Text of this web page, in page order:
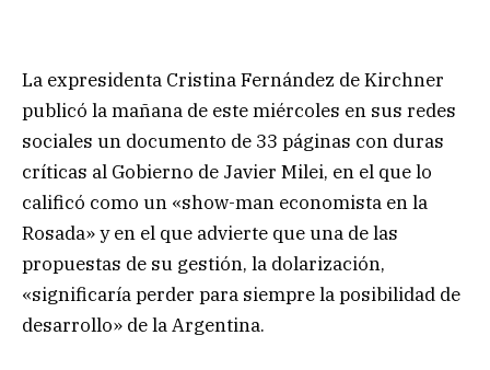
La expresidenta Cristina Fernández de Kirchner
publicó la mañana de este miércoles en sus redes
sociales un documento de 33 páginas con duras
críticas al Gobierno de Javier Milei, en el que lo
calificó como un «show-man economista en la
Rosada» y en el que advierte que una de las
propuestas de su gestión, la dolarización,
«significaría perder para siempre la posibilidad de
desarrollo» de la Argentina.